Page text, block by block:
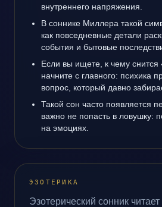
внутреннего напряжения.
В соннике Миллера такой
как повседневные детали
события и бытовые
Если вы ищете, к чему снится
начните с главного: психика
вопрос, который давно
Такой сон часто появляется
важно не попасть в ловушку:
на эмоциях.
ЭЗОТЕРИКА
Эзотерический сонник